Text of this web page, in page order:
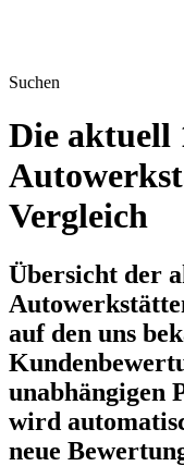
Suchen
Die aktuell
Vergleich
Übersicht der
auf den uns
unabhängigen
wird
neue